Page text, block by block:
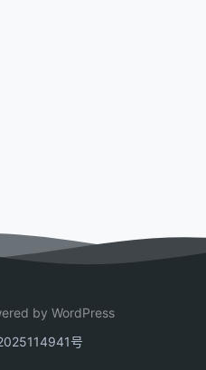
by WordPress
号